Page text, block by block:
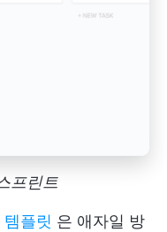
프린트
플릿 은 애자일 방